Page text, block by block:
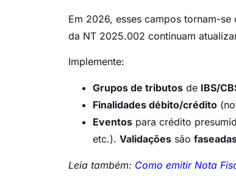
Em 2026, esses campos tornam-
da NT 2025.002 continuam
Implemente:
Grupos de tributos de IBS/
Finalidades débito/crédito
Eventos para crédito
etc.). Validações são
Leia também: Como emitir Nota